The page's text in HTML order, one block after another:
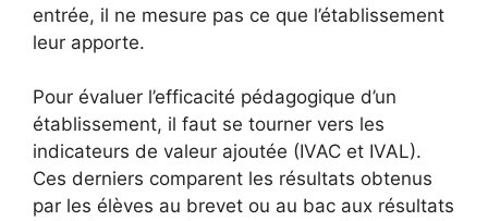
entrée, il ne mesure pas ce que l’établissement
leur apporte.
Pour évaluer l’efficacité pédagogique d’un
établissement, il faut se tourner vers les
indicateurs de valeur ajoutée (IVAC et IVAL).
Ces derniers comparent les résultats obtenus
par les élèves au brevet ou au bac aux résultats